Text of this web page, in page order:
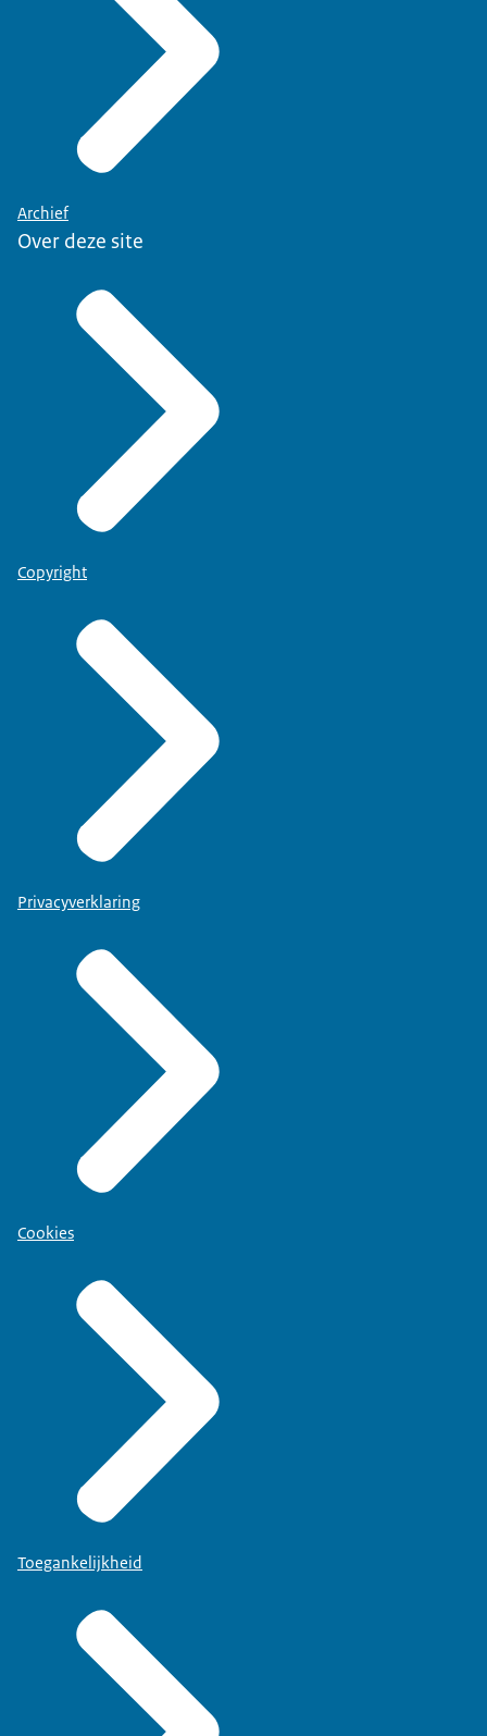
Archief
Over deze site
Copyright
Privacyverklaring
Cookies
Toegankelijkheid